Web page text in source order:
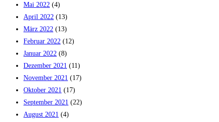
Mai 2022 (4)
April 2022 (13)
März 2022 (13)
Februar 2022 (12)
Januar 2022 (8)
Dezember 2021 (11)
November 2021 (17)
Oktober 2021 (17)
September 2021 (22)
August 2021 (4)